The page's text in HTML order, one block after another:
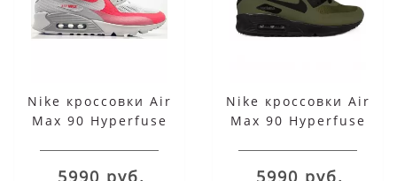
Nike кроссовки Air
Max 90 Hyperfuse
5990 руб.
Nike кроссовки Air
Max 90 Hyperfuse
5990 руб.